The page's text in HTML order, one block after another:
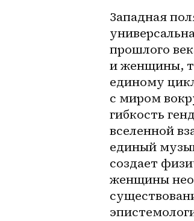
Западная
прошлого
и женщины,
единому
с миром
гибкость
вселенной
единый
создает
женщины